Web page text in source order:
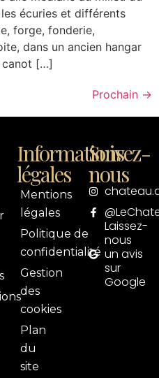
écuries et différents
forge, fonderie,
dans un ancien hangar
canot […]
Prochain →
Informations
légales
Mentions
légales
Politique de
confidentialité
Gestion
des
cookies
Plan
du
site
Suivez-
nous
Laissez-
nous
un avis
sur
Google